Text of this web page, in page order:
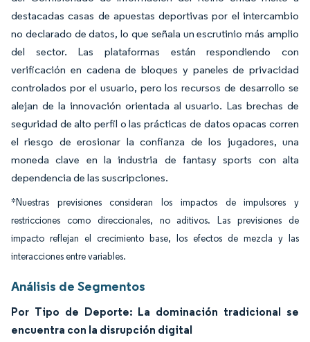
destacadas casas de apuestas deportivas por el intercambio
no declarado de datos, lo que señala un escrutinio más amplio
del sector. Las plataformas están respondiendo con
verificación en cadena de bloques y paneles de privacidad
controlados por el usuario, pero los recursos de desarrollo se
alejan de la innovación orientada al usuario. Las brechas de
seguridad de alto perfil o las prácticas de datos opacas corren
el riesgo de erosionar la confianza de los jugadores, una
moneda clave en la industria de fantasy sports con alta
dependencia de las suscripciones.
*Nuestras previsiones consideran los impactos de impulsores y
restricciones como direccionales, no aditivos. Las previsiones de
impacto reflejan el crecimiento base, los efectos de mezcla y las
interacciones entre variables.
Análisis de Segmentos
Por Tipo de Deporte: La dominación tradicional se
encuentra con la disrupción digital